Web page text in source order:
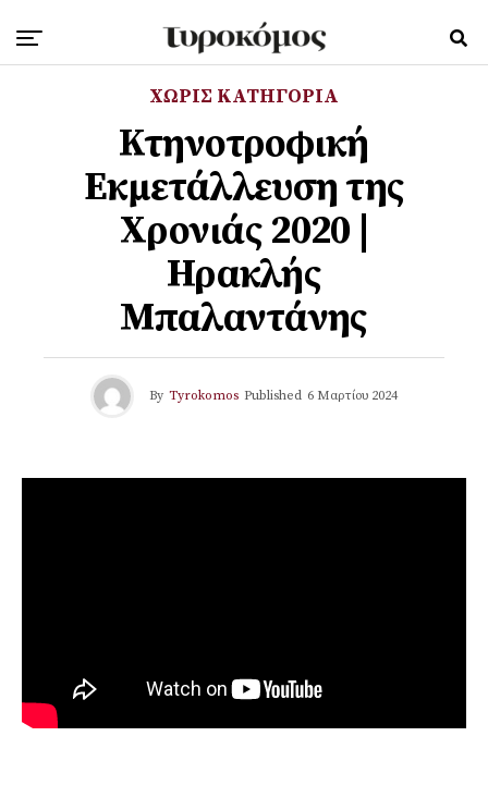
ΧΩΡΊΣ ΚΑΤΗΓΟΡΊΑ
Κτηνοτροφική
Εκμετάλλευση της
Χρονιάς 2020 |
Ηρακλής
Μπαλαντάνης
By Tyrokomos Published 6 Μαρτίου 2024